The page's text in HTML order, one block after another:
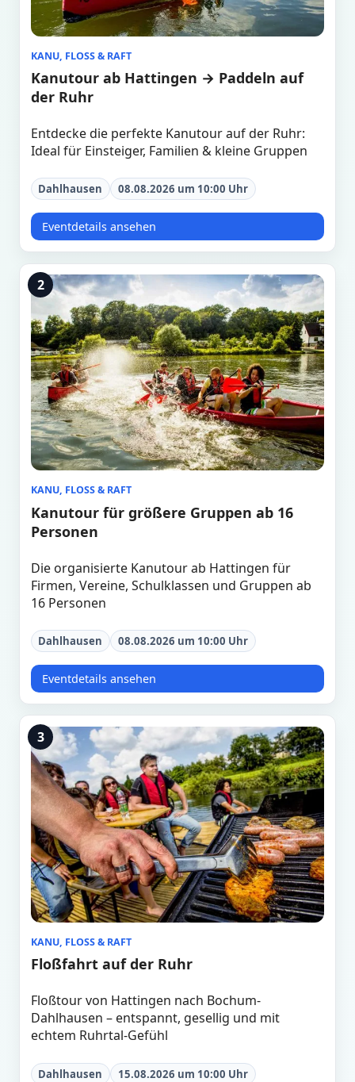
KANU, FLOSS & RAFT
Kanutour ab Hattingen → Paddeln auf
der Ruhr
Entdecke die perfekte Kanutour auf der Ruhr:
Ideal für Einsteiger, Familien & kleine Gruppen
Dahlhausen 08.08.2026 um 10:00 Uhr
Eventdetails ansehen
2
KANU, FLOSS & RAFT
Kanutour für größere Gruppen ab 16
Personen
Die organisierte Kanutour ab Hattingen für
Firmen, Vereine, Schulklassen und Gruppen ab
16 Personen
Dahlhausen 08.08.2026 um 10:00 Uhr
Eventdetails ansehen
3
KANU, FLOSS & RAFT
Floßfahrt auf der Ruhr
Floßtour von Hattingen nach Bochum-
Dahlhausen – entspannt, gesellig und mit
echtem Ruhrtal-Gefühl
Dahlhausen 15.08.2026 um 10:00 Uhr